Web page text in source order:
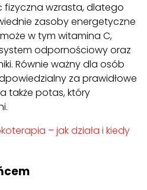
fizyczna wzrasta, dlatego
zasoby energetyczne
w tym witamina C,
odpornościowy oraz
Równie ważny dla osób
za prawidłowe
także potas, który
– jak działa i kiedy